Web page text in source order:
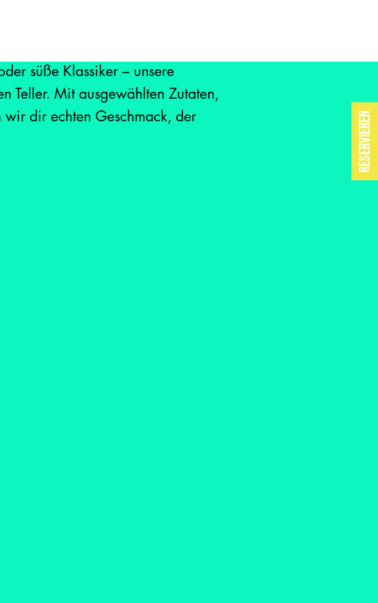
süße Klassiker – unsere
Teller. Mit ausgewählten Zutaten,
dir echten Geschmack, der
Reservieren